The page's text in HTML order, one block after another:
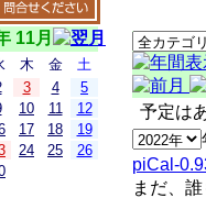
11月
木 金
土
3 4
5
10 11
12
17 18
19
24 25
26
予定は
piCal-
まだ、